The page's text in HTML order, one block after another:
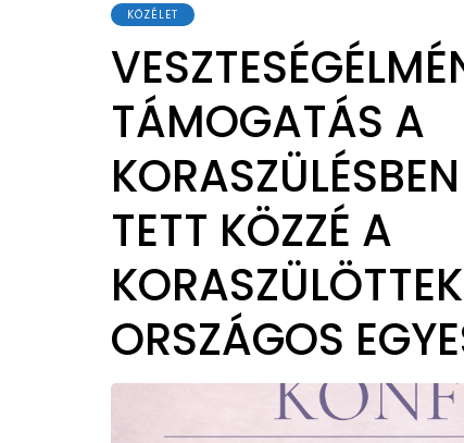
KÖZÉLET
TÁMOGATÁS A
TETT KÖZZÉ A
ORSZÁGOS